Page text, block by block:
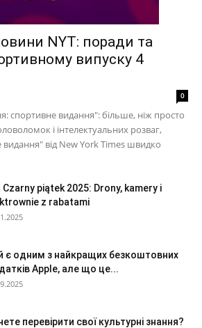
NYT: поради та
випуску 4
0
спортивне видання": більше, ніж просто
і інтелектуальних розваг,
від New York Times швидко
Czarny piątek 2025: Drony, kamery i
z rabatami
є одним з найкращих безкоштовних
Apple, але що це...
перевірити свої культурні знання?